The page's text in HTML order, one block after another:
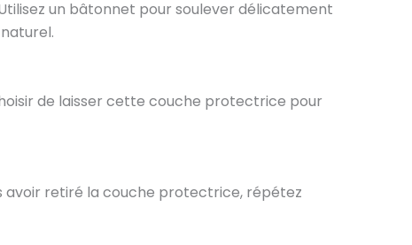
un bâtonnet pour soulever délicatement
de laisser cette couche protectrice pour
avoir retiré la couche protectrice, répétez